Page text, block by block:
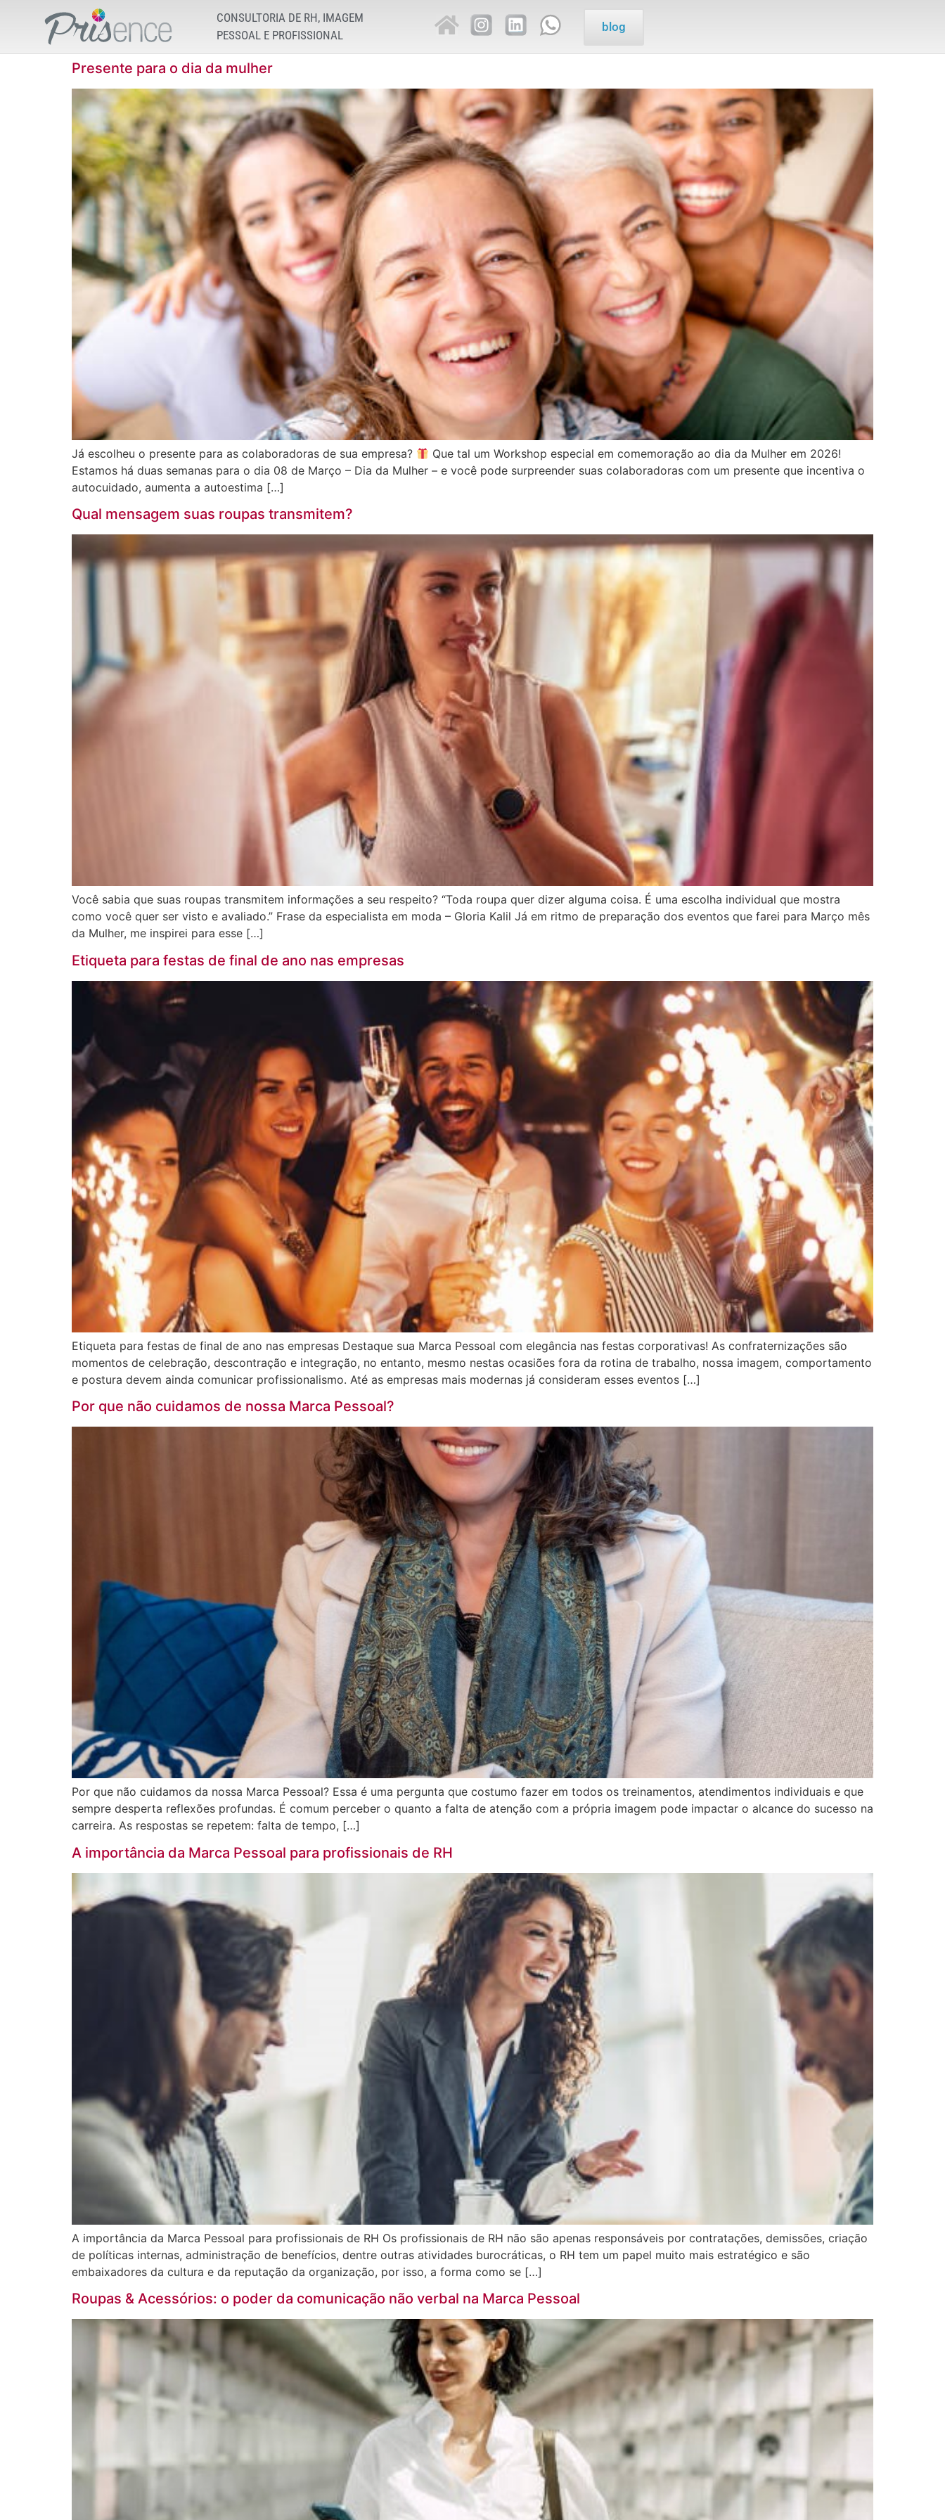
CONSULTORIA DE RH, IMAGEM
PESSOAL E PROFISSIONAL
blog
Presente para o dia da mulher
Já escolheu o presente para as colaboradoras de sua empresa?
Que tal um Workshop especial em comemoração ao dia da Mulher em 2026!
Estamos há duas semanas para o dia 08 de Março – Dia da Mulher – e você pode surpreender suas colaboradoras com um presente que incentiva o
autocuidado, aumenta a autoestima […]
Qual mensagem suas roupas transmitem?
Você sabia que suas roupas transmitem informações a seu respeito? “Toda roupa quer dizer alguma coisa. É uma escolha individual que mostra
como você quer ser visto e avaliado.” Frase da especialista em moda – Gloria Kalil Já em ritmo de preparação dos eventos que farei para Março mês
da Mulher, me inspirei para esse […]
Etiqueta para festas de final de ano nas empresas
Etiqueta para festas de final de ano nas empresas Destaque sua Marca Pessoal com elegância nas festas corporativas! As confraternizações são
momentos de celebração, descontração e integração, no entanto, mesmo nestas ocasiões fora da rotina de trabalho, nossa imagem, comportamento
e postura devem ainda comunicar profissionalismo. Até as empresas mais modernas já consideram esses eventos […]
Por que não cuidamos de nossa Marca Pessoal?
Por que não cuidamos da nossa Marca Pessoal? Essa é uma pergunta que costumo fazer em todos os treinamentos, atendimentos individuais e que
sempre desperta reflexões profundas. É comum perceber o quanto a falta de atenção com a própria imagem pode impactar o alcance do sucesso na
carreira. As respostas se repetem: falta de tempo, […]
A importância da Marca Pessoal para profissionais de RH
A importância da Marca Pessoal para profissionais de RH Os profissionais de RH não são apenas responsáveis por contratações, demissões, criação
de políticas internas, administração de benefícios, dentre outras atividades burocráticas, o RH tem um papel muito mais estratégico e são
embaixadores da cultura e da reputação da organização, por isso, a forma como se […]
Roupas & Acessórios: o poder da comunicação não verbal na Marca Pessoal